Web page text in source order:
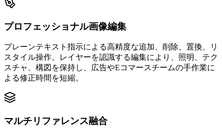
プロフェッショナル画像編集
プレーンテキスト指示による高精度な追加、削除、置換、リ
スタイル操作。レイヤーを認識する編集により、照明、テク
スチャ、構図を保持し、広告やEコマースチームの手作業に
よる修正時間を短縮。
マルチリファレンス融合